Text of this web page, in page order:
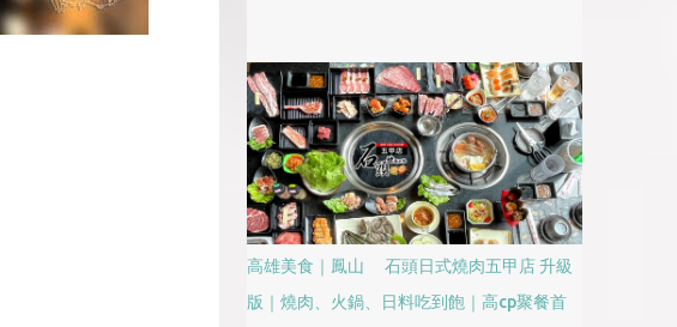
富、口味飽滿又下飯，再加上份量大、空間寬
敞又適合多人共享，非常適合家庭聚餐、朋友
聚會或公司聚餐，是近期台南最值得收藏的川
味名單之一
高雄美食｜鳳山 石頭日式燒肉五甲店 升級
版｜燒肉、火鍋、日料吃到飽｜高cp聚餐首